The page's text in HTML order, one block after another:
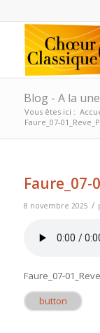
Blog - A la une
Vous êtes ici :
Faure_07-
Faure_07-
8 novembre 2025 /
Faure_07-
button